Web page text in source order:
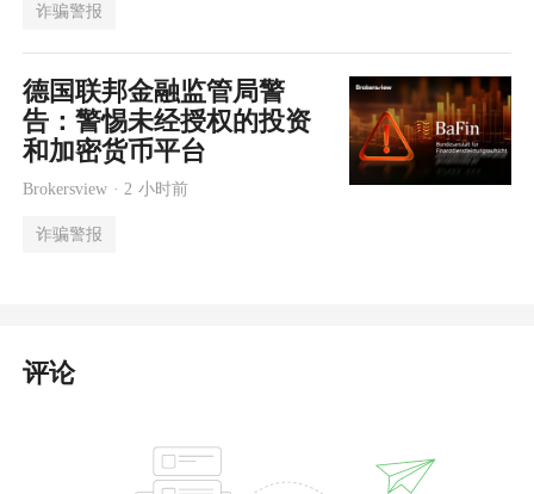
诈骗警报
德国联邦金融监管局警
告：警惕未经授权的投资
和加密货币平台
Brokersview · 2 小时前
诈骗警报
评论